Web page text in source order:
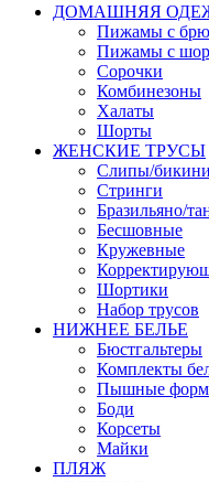
ДОМАШНЯЯ
Пижамы с
Пижамы с
Сорочки
Комбинезоны
Халаты
Шорты
ЖЕНСКИЕ ТРУСЫ
Слипы/
Стринги
Бразильяно/
Бесшовные
Кружевные
Шортики
Набор трусов
НИЖНЕЕ БЕЛЬЕ
Бюстгальтеры
Комплекты
Пышные
Боди
Корсеты
Майки
ПЛЯЖ